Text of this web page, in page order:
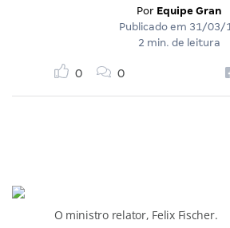
Por Equipe Gran
Publicado em 31/03/
2 min. de leitura
0 0
O ministro relator, Felix Fischer.